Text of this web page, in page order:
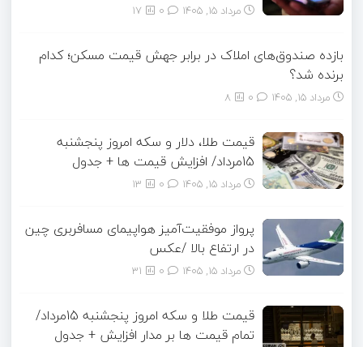
مرداد ۱۵, ۱۴۰۵ 17
بازده صندوق‌های املاک در برابر جهش قیمت مسکن؛ کدام
برنده شد؟
مرداد ۱۵, ۱۴۰۵ 8
قیمت طلا، دلار و سکه امروز پنجشنبه
15مرداد/ افزایش قیمت ها + جدول
مرداد ۱۵, ۱۴۰۵ 13
پرواز موفقیت‌آمیز هواپیمای مسافربری چین
در ارتفاع بالا /عکس
مرداد ۱۵, ۱۴۰۵ 31
قیمت طلا و سکه امروز پنجشنبه 15مرداد/
تمام قیمت ها بر مدار افزایش + جدول